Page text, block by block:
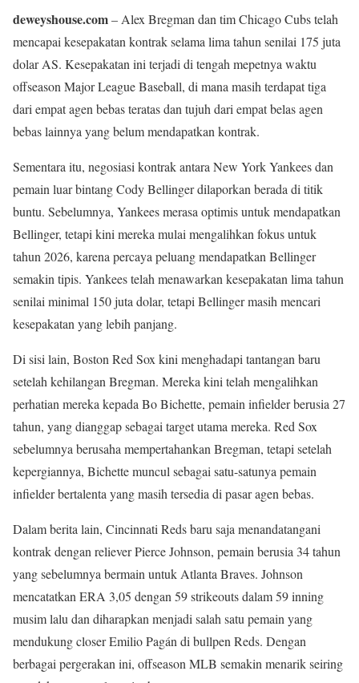
deweyshouse.com– Alex Bregman dan tim Chicago Cubs telah
mencapai kesepakatan kontrak selama lima tahun senilai 175 juta
dolar AS. Kesepakatan ini terjadi di tengah mepetnya waktu
offseason Major League Baseball, di mana masih terdapat tiga
dari empat agen bebas teratas dan tujuh dari empat belas agen
bebas lainnya yang belum mendapatkan kontrak.
Sementara itu, negosiasi kontrak antara New York Yankees dan
pemain luar bintang Cody Bellinger dilaporkan berada di titik
buntu. Sebelumnya, Yankees merasa optimis untuk mendapatkan
Bellinger, tetapi kini mereka mulai mengalihkan fokus untuk
tahun 2026, karena percaya peluang mendapatkan Bellinger
semakin tipis. Yankees telah menawarkan kesepakatan lima tahun
senilai minimal 150 juta dolar, tetapi Bellinger masih mencari
kesepakatan yang lebih panjang.
Di sisi lain, Boston Red Sox kini menghadapi tantangan baru
setelah kehilangan Bregman. Mereka kini telah mengalihkan
perhatian mereka kepada Bo Bichette, pemain infielder berusia 27
tahun, yang dianggap sebagai target utama mereka. Red Sox
sebelumnya berusaha mempertahankan Bregman, tetapi setelah
kepergiannya, Bichette muncul sebagai satu-satunya pemain
infielder bertalenta yang masih tersedia di pasar agen bebas.
Dalam berita lain, Cincinnati Reds baru saja menandatangani
kontrak dengan reliever Pierce Johnson, pemain berusia 34 tahun
yang sebelumnya bermain untuk Atlanta Braves. Johnson
mencatatkan ERA 3,05 dengan 59 strikeouts dalam 59 inning
musim lalu dan diharapkan menjadi salah satu pemain yang
mendukung closer Emilio Pagán di bullpen Reds. Dengan
berbagai pergerakan ini, offseason MLB semakin menarik seiring